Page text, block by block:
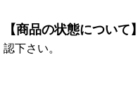
【商品の状態について】
認下さい。